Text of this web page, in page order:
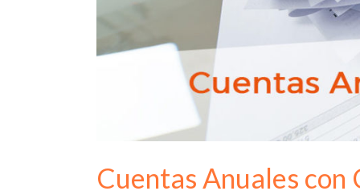
Cuentas Anuales con